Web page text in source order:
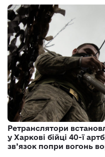
Ретранслятори
у Харкові бійці 40-ї
зв’язок попри вогонь